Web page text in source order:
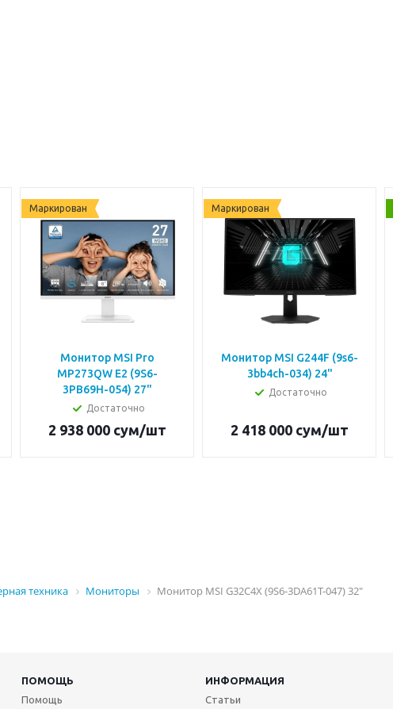
Маркирован
Монитор MSI Pro
MP273QW E2 (9S6-
3PB69H-054) 27"
Достаточно
2 938 000 сум/шт
Маркирован
Монитор MSI G244F (9s6-
3bb4ch-034) 24"
Достаточно
2 418 000 сум/шт
техника Мониторы Монитор MSI G32C4X (9S6-3DA61T-047) 32"
ПОМОЩЬ
ИНФОРМАЦИЯ
Помощь Статьи